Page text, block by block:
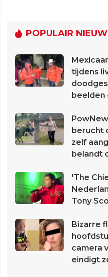
POPULAIR
tijdens
beelden
berucht
zelf
belandt
'The
Tony
Bizarre
camera
eindigt